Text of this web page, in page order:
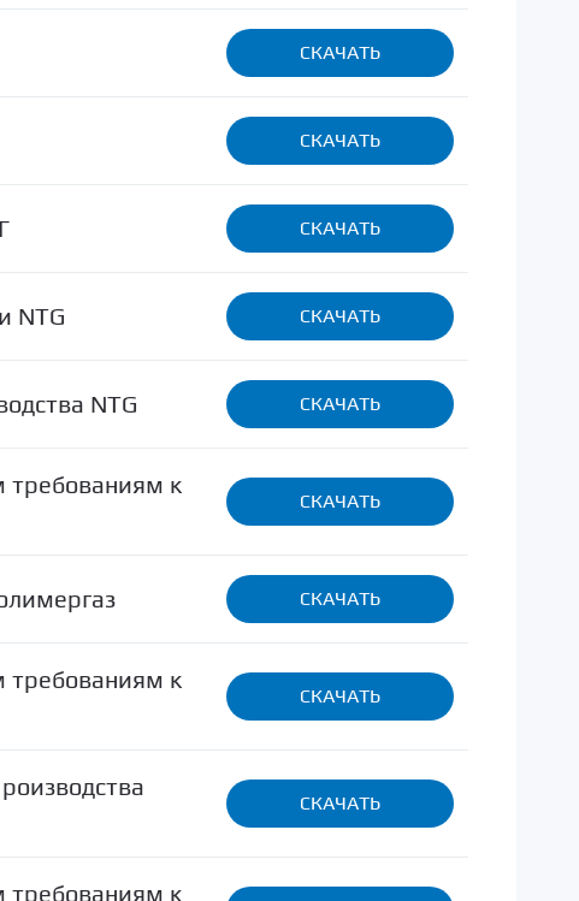
СКАЧАТЬ
СКАЧАТЬ
СКАЧАТЬ
NTG СКАЧАТЬ
NTG СКАЧАТЬ
требованиям к
СКАЧАТЬ
СКАЧАТЬ
требованиям к
СКАЧАТЬ
СКАЧАТЬ
требованиям к